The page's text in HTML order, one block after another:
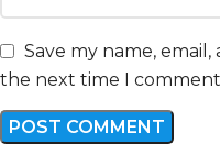
Save my name,
the next time I